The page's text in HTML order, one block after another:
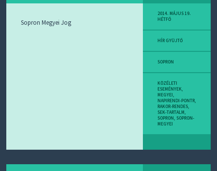
Sopron Megyei Jog
2014. MÁJUS 19.
HÉTFŐ
HÍR GYÜJTŐ
SOPRON
KÖZÉLETI
ESEMÉNYEK,
MEGYEI,
NAPIRENDI-PONTR,
RAKOR-RENDES,
SEK-TARTALM,
SOPRON, SOPRON-
MEGYEI